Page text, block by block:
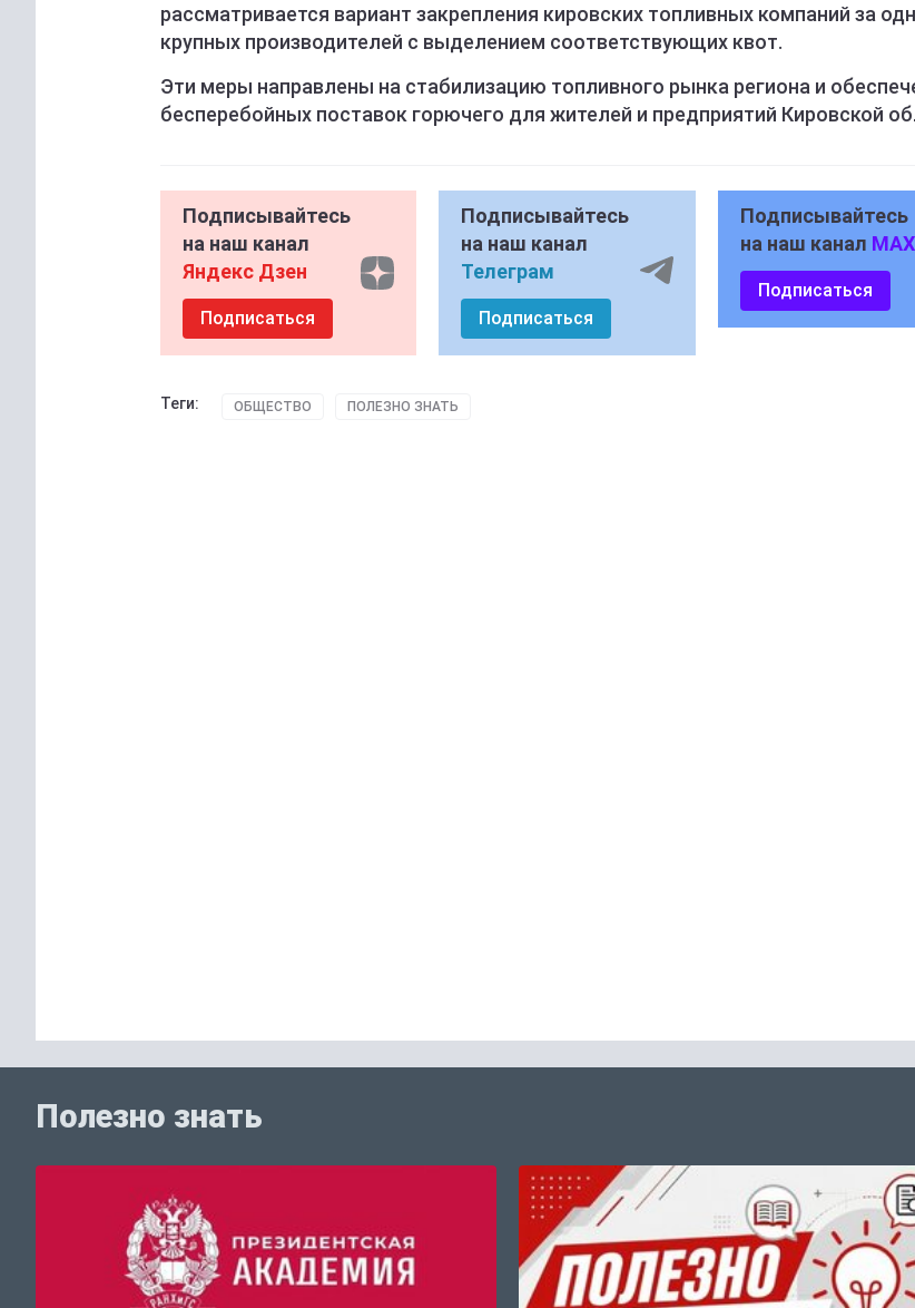
рассматривается вариант закрепления кировских топливных компаний за
крупных производителей с выделением соответствующих квот.
Эти меры направлены на стабилизацию топливного рынка региона и
бесперебойных поставок горючего для жителей и предприятий Кировской
Подписывайтесь
на наш канал
Яндекс Дзен
Подписаться
Подписывайтесь
на наш канал
Телеграм
Подписаться
Подписывайтесь
на наш канал MAX
Подписаться
Теги: ОБЩЕСТВО ПОЛЕЗНО ЗНАТЬ
Полезно знать